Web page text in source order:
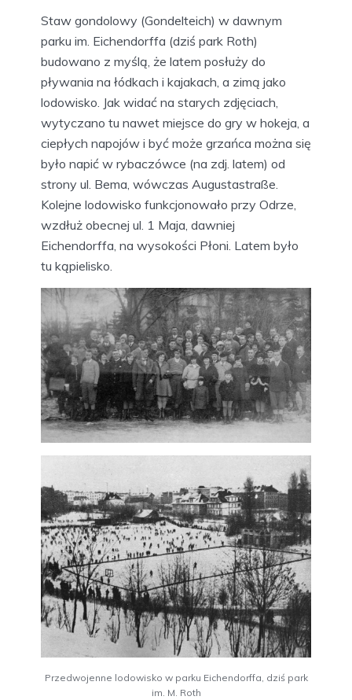
Staw gondolowy (Gondelteich) w dawnym
parku im. Eichendorffa (dziś park Roth)
budowano z myślą, że latem posłuży do
pływania na łódkach i kajakach, a zimą jako
lodowisko. Jak widać na starych zdjęciach,
wytyczano tu nawet miejsce do gry w hokeja, a
ciepłych napojów i być może grzańca można się
było napić w rybaczówce (na zdj. latem) od
strony ul. Bema, wówczas Augustastraße.
Kolejne lodowisko funkcjonowało przy Odrze,
wzdłuż obecnej ul. 1 Maja, dawniej
Eichendorffa, na wysokości Płoni. Latem było
tu kąpielisko.
Przedwojenne lodowisko w parku Eichendorffa, dziś park
im. M. Roth